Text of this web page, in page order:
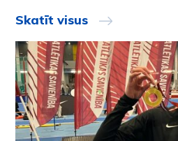
Skatīt visus